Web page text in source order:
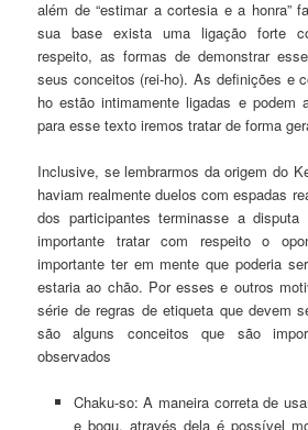
além de “estimar a cortesia e a honra”
sua base exista uma ligação forte
respeito, as formas de demonstrar
seus conceitos (rei-ho). As definições e
ho estão intimamente ligadas e podem
para esse texto iremos tratar de forma
Inclusive, se lembrarmos da origem do
haviam realmente duelos com espadas
dos participantes terminasse a
importante tratar com respeito o
importante ter em mente que poderia
estaria ao chão. Por esses e outros
série de regras de etiqueta que devem
são alguns conceitos que são
observados
Chaku-so: A maneira correta de
e bogu, através dela é possível